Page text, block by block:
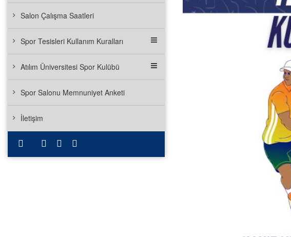
Salon Çalışma Saatleri
Spor Tesisleri Kullanım Kuralları
Atılım Üniversitesi Spor Kulübü
Spor Salonu Memnuniyet Anketi
İletişim